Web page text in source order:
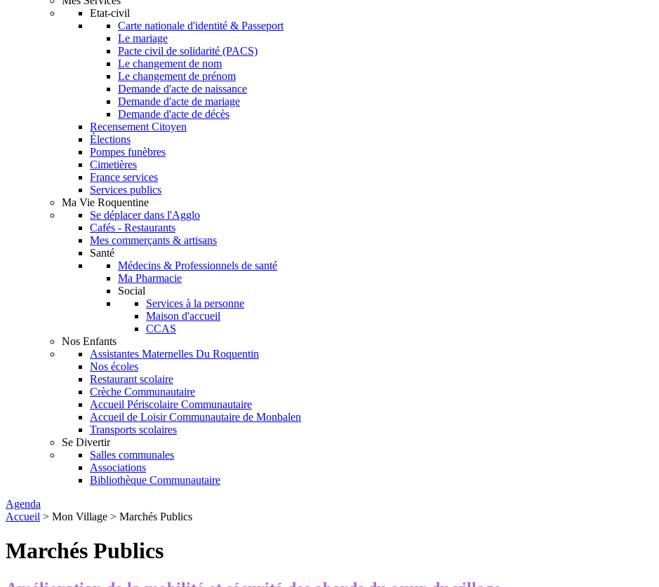
Etat-civil
Carte nationale d'identité & Passeport
Le mariage
Pacte civil de solidarité (PACS)
Le changement de nom
Le changement de prénom
Demande d'acte de naissance
Demande d'acte de mariage
Demande d'acte de décès
Recensement Citoyen
Élections
Pompes funèbres
Cimetières
France services
Services publics
Ma Vie Roquentine
Se déplacer dans l'Agglo
Cafés - Restaurants
Mes commerçants & artisans
Santé
Médecins & Professionnels de santé
Ma Pharmacie
Social
Services à la personne
Maison d'accueil
CCAS
Nos Enfants
Assistantes Maternelles Du Roquentin
Nos écoles
Restaurant scolaire
Crèche Communautaire
Accueil Périscolaire Communautaire
Accueil de Loisir Communautaire de Monbalen
Transports scolaires
Se Divertir
Salles communales
Associations
Bibliothèque Communautaire
Agenda
Accueil > Mon Village > Marchés Publics
Marchés Publics